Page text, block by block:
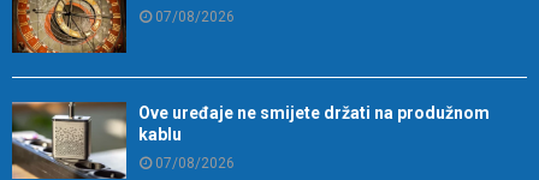
07/08/2026
Ove uređaje ne smijete držati na produžnom
kablu
07/08/2026